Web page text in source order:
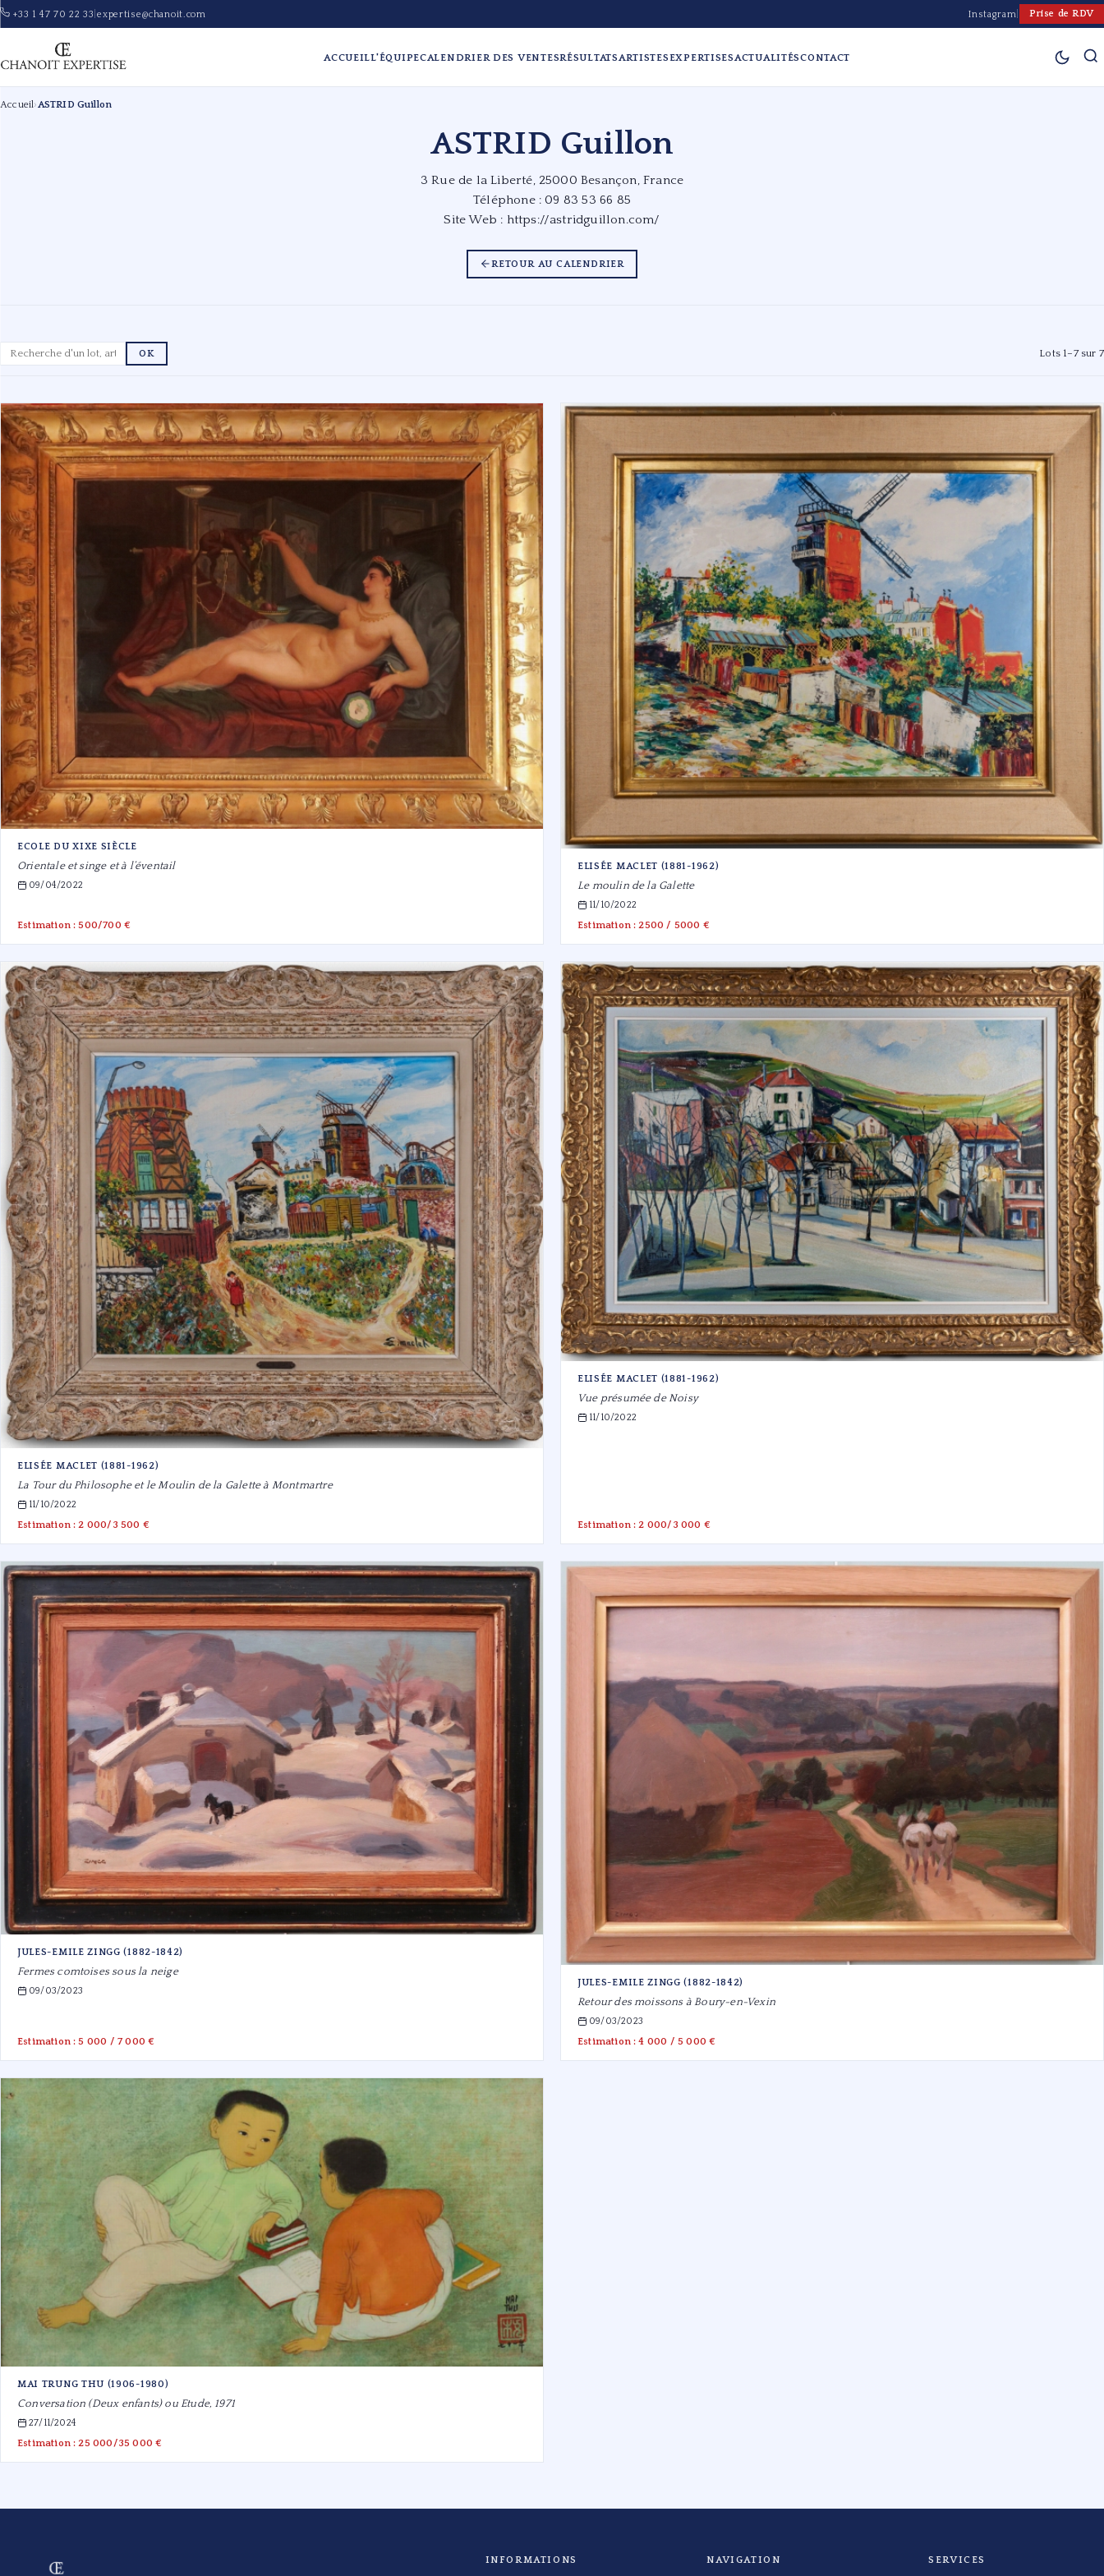
+33 1 47 70 22 33 |expertise@chanoit.com Instagram Prise de RDV
ACCUEILL'ÉQUIPECALENDRIER DES VENTESRÉSULTATSARTISTESEXPERTISESACTUALITÉSCONTACT
Accueil›ASTRID Guillon
ASTRID Guillon
3 Rue de la Liberté, 25000 Besançon, France
Téléphone : 09 83 53 66 85
Site Web : https://astridguillon.com/
RETOUR AU CALENDRIER
OK Lots 1–7 sur 7
ECOLE DU XIXE SIÈCLE
Orientale et singe et à l’éventail
09/04/2022
Estimation : 500/700 €
ELISÉE MACLET (1881-1962)
Le moulin de la Galette
11/10/2022
Estimation : 2500 / 5000 €
ELISÉE MACLET (1881-1962)
La Tour du Philosophe et le Moulin de la Galette à Montmartre
11/10/2022
Estimation : 2 000/3 500 €
ELISÉE MACLET (1881-1962)
Vue présumée de Noisy
11/10/2022
Estimation : 2 000/3 000 €
JULES-EMILE ZINGG (1882-1842)
Fermes comtoises sous la neige
09/03/2023
Estimation : 5 000 / 7 000 €
JULES-EMILE ZINGG (1882-1842)
Retour des moissons à Boury-en-Vexin
09/03/2023
Estimation : 4 000 / 5 000 €
MAI TRUNG THU (1906-1980)
Conversation (Deux enfants) ou Etude, 1971
27/11/2024
Estimation : 25 000/35 000 €
INFORMATIONS NAVIGATION SERVICES